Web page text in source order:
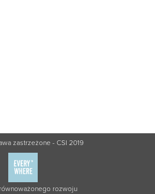
zastrzeżone - CSI 2019
rozwoju